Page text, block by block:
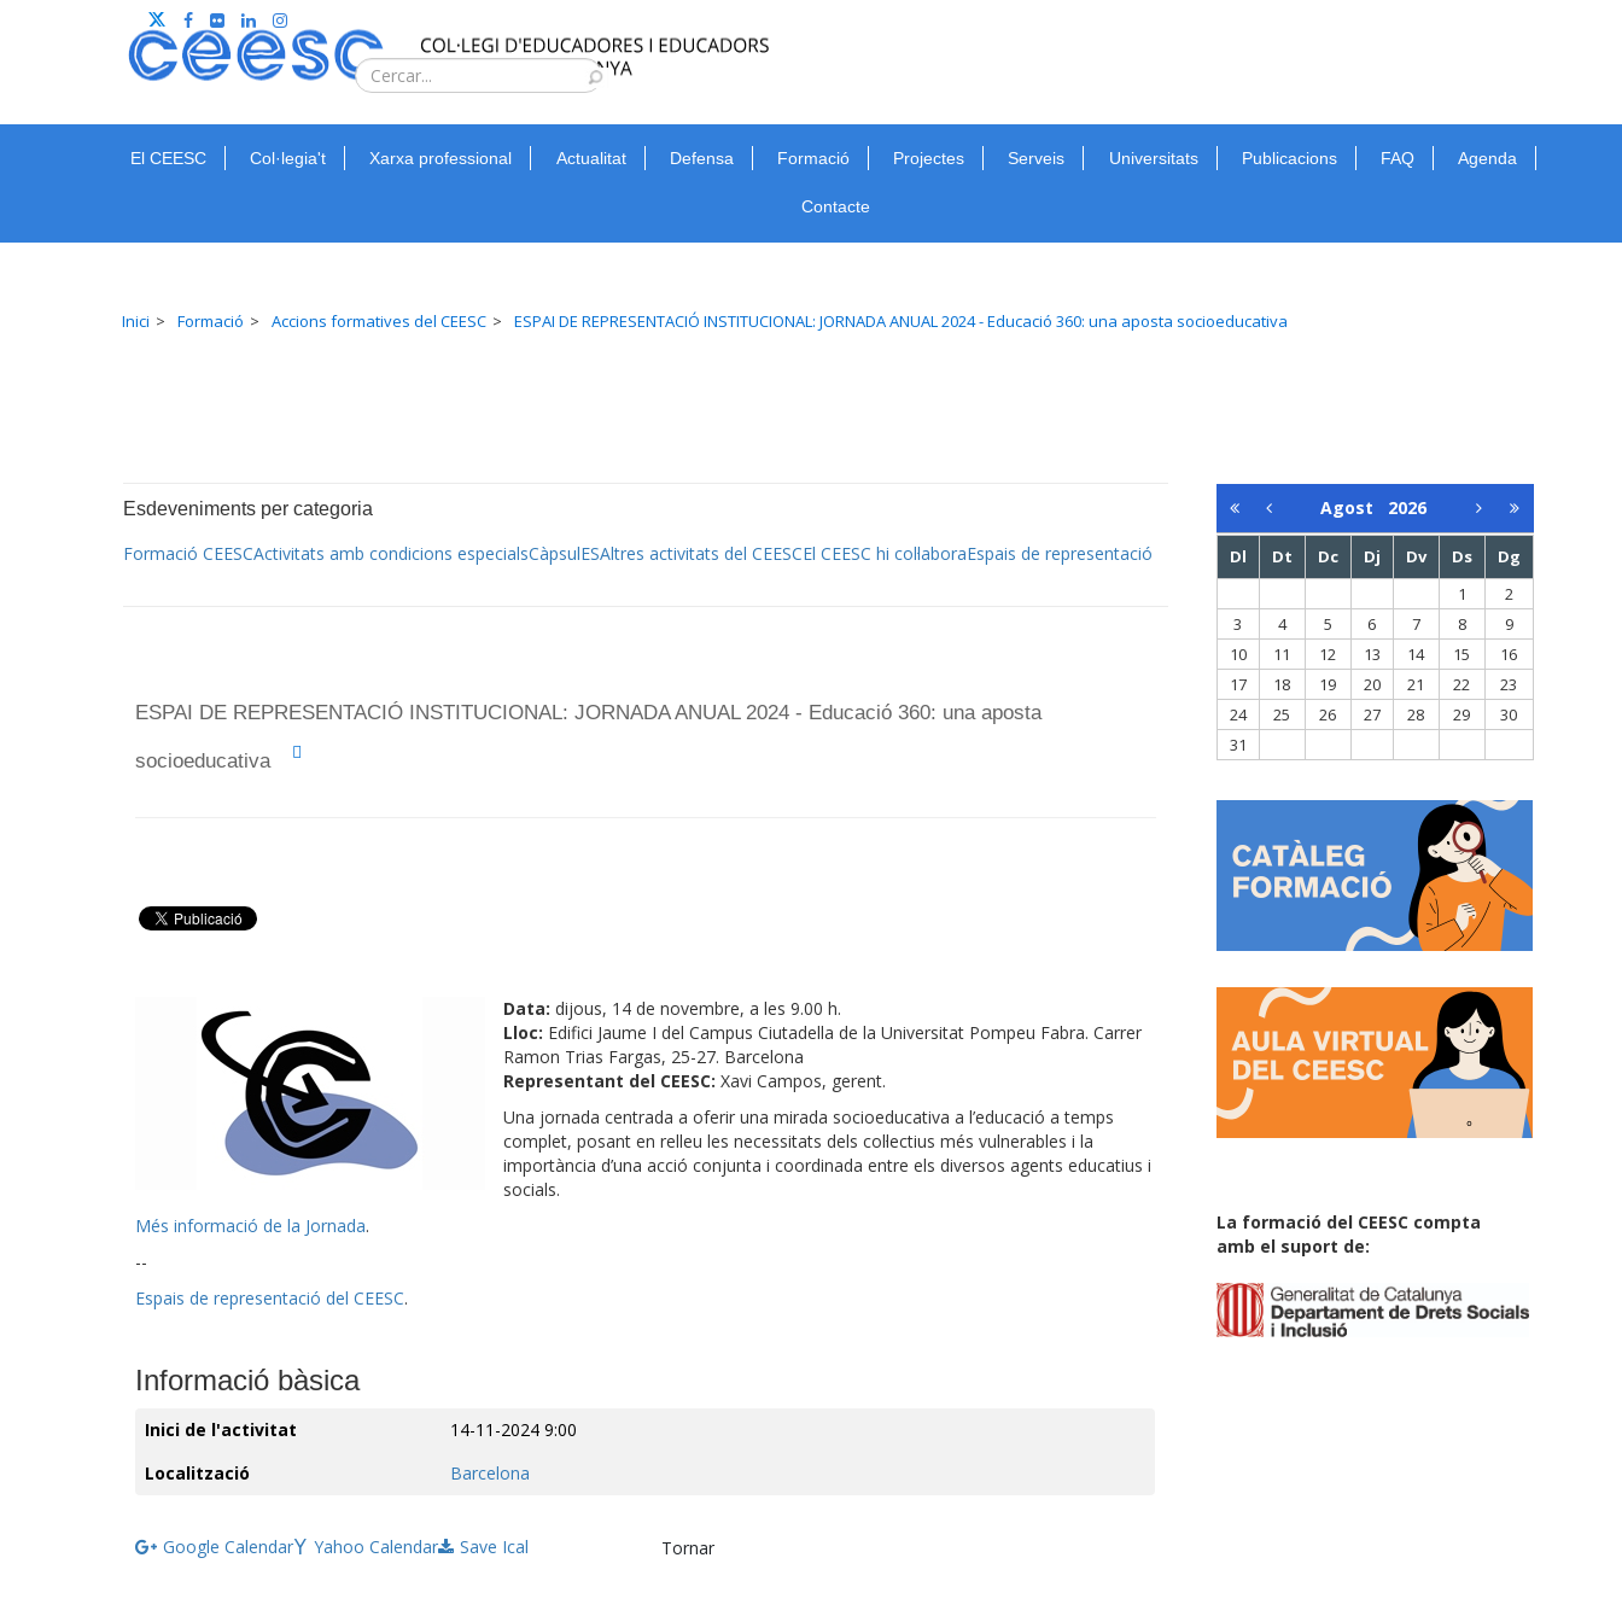
Type 2 or more characters for results.
Cerca
El CEESC Col·legia't Xarxa professional Actualitat Defensa Formació Projectes Serveis Universitats Publicacions FAQ Agenda
Contacte
Inici Formació Accions formatives del CEESC ESPAI DE REPRESENTACIÓ INSTITUCIONAL: JORNADA ANUAL 2024 - Educació 360: una aposta socioeducativa
Esdeveniments per categoria
Formació CEESCActivitats amb condicions especialsCàpsulESAltres activitats del CEESCEl CEESC hi col·laboraEspais de representació
ESPAI DE REPRESENTACIÓ INSTITUCIONAL: JORNADA ANUAL 2024 - Educació 360: una aposta
socioeducativa
Data: dijous, 14 de novembre, a les 9.00 h.
Lloc: Edifici Jaume I del Campus Ciutadella de la Universitat Pompeu Fabra. Carrer
Ramon Trias Fargas, 25-27. Barcelona
Representant del CEESC: Xavi Campos, gerent.
Una jornada centrada a oferir una mirada socioeducativa a l’educació a temps
complet, posant en relleu les necessitats dels col·lectius més vulnerables i la
importància d’una acció conjunta i coordinada entre els diversos agents educatius i
socials.
Més informació de la Jornada.
--
Espais de representació del CEESC.
Informació bàsica
Inici de l'activitat
14-11-2024 9:00
Localització
Barcelona
Google Calendar Yahoo Calendar Save Ical Tornar
Agost 2026
Dl Dt Dc Dj Dv Ds
Dg
1
2
3
4 5 6 7 8
9
10
11 12 13 14 15
16
17
18 19 20 21 22
23
24
25 26 27 28 29
30
31
La formació del CEESC compta
amb el suport de: